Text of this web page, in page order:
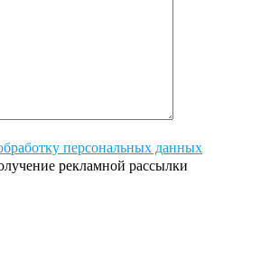
персональных данных
рекламной рассылки